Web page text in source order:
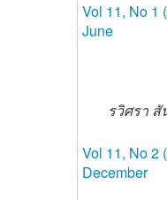
Vol 11, No 1
June
รวิศรา
Vol 11, No 2
December